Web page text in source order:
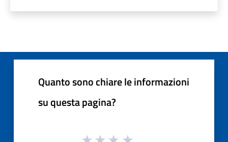
Quanto sono chiare le informazioni
su questa pagina?